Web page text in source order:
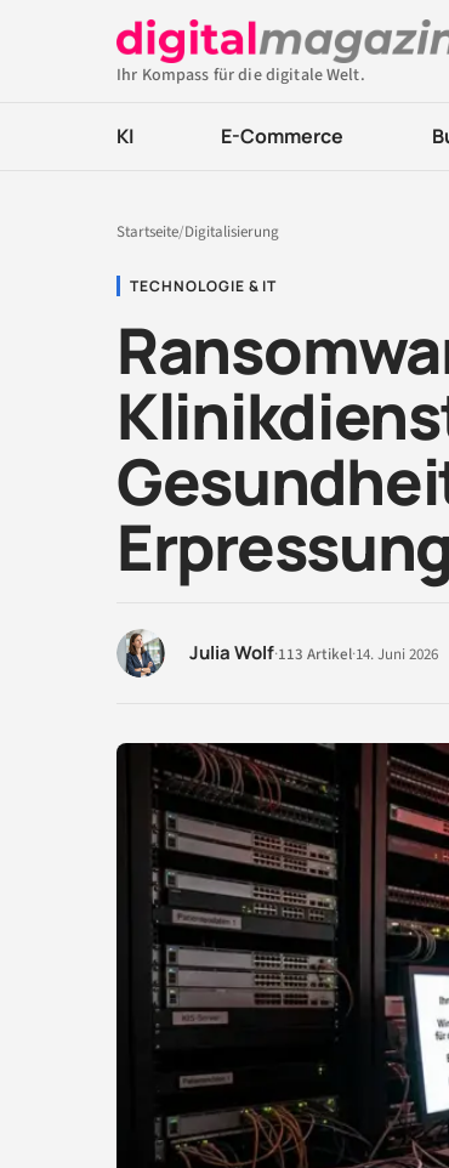
Ihr Kompass für die digitale Welt.
KI E-Commerce
Startseite/Digitalisierung
TECHNOLOGIE & IT
Julia Wolf·113 Artikel·14. Juni 2026